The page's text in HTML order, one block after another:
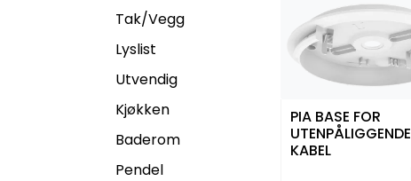
Tak/Vegg
Lyslist
Utvendig
Kjøkken
Baderom
Pendel
PIA BASE FOR
UTENPÅLIGGENDE
KABEL